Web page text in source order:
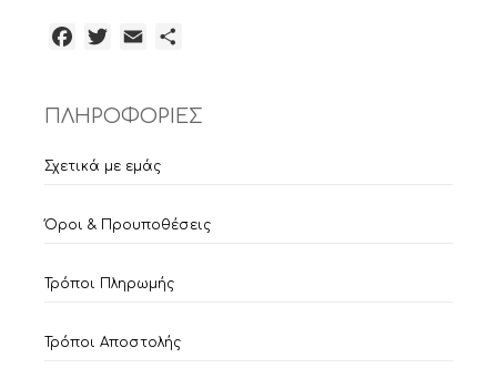
Facebook
TwitterEmail
ΠΛΗΡΟΦΟΡΙΕΣ
Σχετικά με εμάς
Όροι & Προυποθέσεις
Τρόποι Πληρωμής
Τρόποι Αποστολής